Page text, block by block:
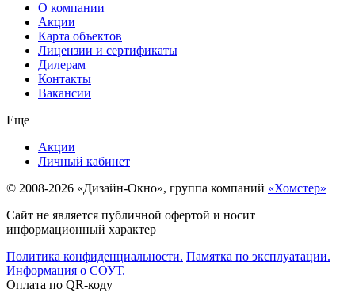
О компании
Акции
Карта объектов
Лицензии и сертификаты
Дилерам
Контакты
Вакансии
Еще
Акции
Личный кабинет
© 2008-2026 «Дизайн-Окно», группа компаний «Хомстер»
Сайт не является публичной офертой и носит
информационный характер
Политика конфиденциальности. Памятка по эксплуатации.
Информация о СОУТ.
Оплата по QR-коду